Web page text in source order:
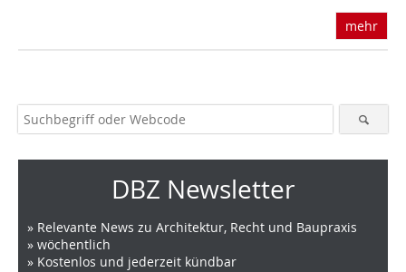
mehr
DBZ Newsletter
» Relevante News zu Architektur, Recht und Baupraxis
» wöchentlich
» Kostenlos und jederzeit kündbar